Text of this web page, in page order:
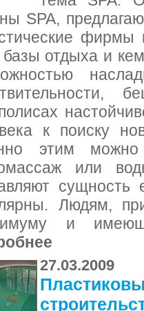
SPA,
фирмы
базы отдыха и
к поиску
этим
или
сущность
Людям,
и
27.03.2009